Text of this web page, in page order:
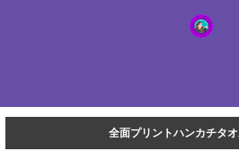
全面プリントハンカチタ